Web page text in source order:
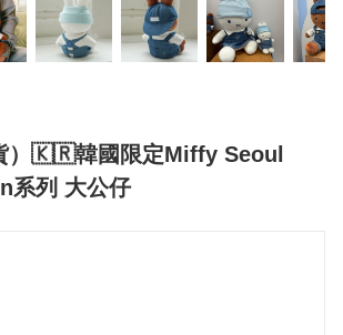
）🇰🇷韓國限定Miffy Seoul
系列 大公仔